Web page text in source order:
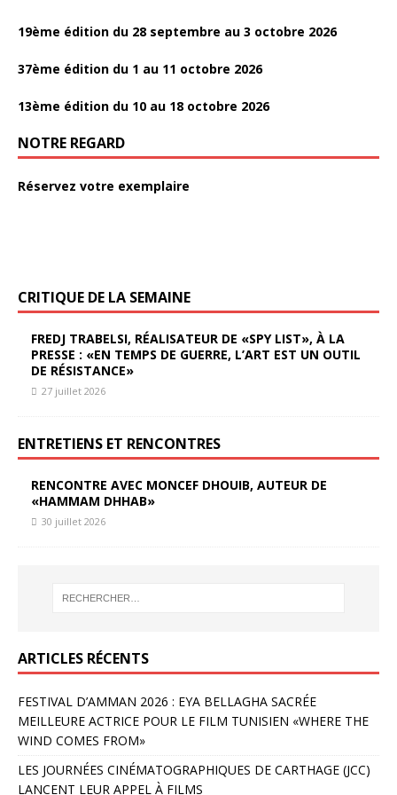
19ème édition du 28 septembre au 3 octobre 2026
37ème édition du 1 au 11 octobre 2026
13ème édition du 10 au 18 octobre 2026
NOTRE REGARD
Réservez votre exemplaire
CRITIQUE DE LA SEMAINE
FREDJ TRABELSI, RÉALISATEUR DE «SPY LIST», À LA
PRESSE : «EN TEMPS DE GUERRE, L’ART EST UN OUTIL
DE RÉSISTANCE»
27 juillet 2026
ENTRETIENS ET RENCONTRES
RENCONTRE AVEC MONCEF DHOUIB, AUTEUR DE
«HAMMAM DHHAB»
30 juillet 2026
ARTICLES RÉCENTS
FESTIVAL D’AMMAN 2026 : EYA BELLAGHA SACRÉE
MEILLEURE ACTRICE POUR LE FILM TUNISIEN «WHERE THE
WIND COMES FROM»
LES JOURNÉES CINÉMATOGRAPHIQUES DE CARTHAGE (JCC)
LANCENT LEUR APPEL À FILMS